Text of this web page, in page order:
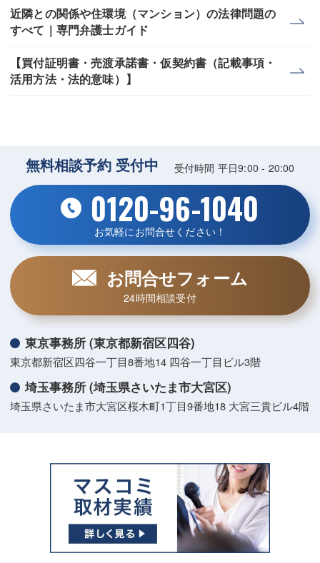
近隣との関係や住環境（マンション）の法律問題の
すべて｜専門弁護士ガイド
【買付証明書・売渡承諾書・仮契約書（記載事項・
活用方法・法的意味）】
無料相談予約 受付中 受付時間 平日9:00 - 20:00
0120-96-1040
お気軽にお問合せください！
お問合せフォーム
24時間相談受付
東京事務所 (東京都新宿区四谷)
東京都新宿区四谷一丁目8番地14 四谷一丁目ビル3階
埼玉事務所 (埼玉県さいたま市大宮区)
埼玉県さいたま市大宮区桜木町1丁目9番地18 大宮三貴ビル4階